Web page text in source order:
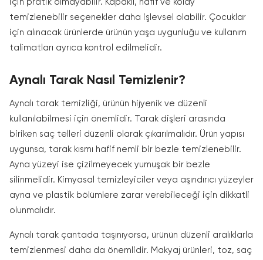
için pratik olmayabilir. Kapaklı, hafif ve kolay
temizlenebilir seçenekler daha işlevsel olabilir. Çocuklar
için alınacak ürünlerde ürünün yaşa uygunluğu ve kullanım
talimatları ayrıca kontrol edilmelidir.
Aynalı Tarak Nasıl Temizlenir?
Aynalı tarak temizliği, ürünün hijyenik ve düzenli
kullanılabilmesi için önemlidir. Tarak dişleri arasında
biriken saç telleri düzenli olarak çıkarılmalıdır. Ürün yapısı
uygunsa, tarak kısmı hafif nemli bir bezle temizlenebilir.
Ayna yüzeyi ise çizilmeyecek yumuşak bir bezle
silinmelidir. Kimyasal temizleyiciler veya aşındırıcı yüzeyler
ayna ve plastik bölümlere zarar verebileceği için dikkatli
olunmalıdır.
Aynalı tarak çantada taşınıyorsa, ürünün düzenli aralıklarla
temizlenmesi daha da önemlidir. Makyaj ürünleri, toz, saç